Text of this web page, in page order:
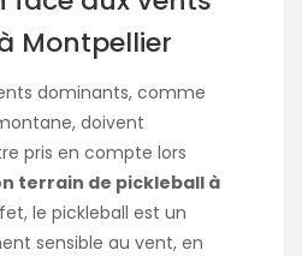
Montpellier
dominants, comme
doivent
pris en compte lors
terrain de pickleball à
le pickleball est un
sensible au vent, en